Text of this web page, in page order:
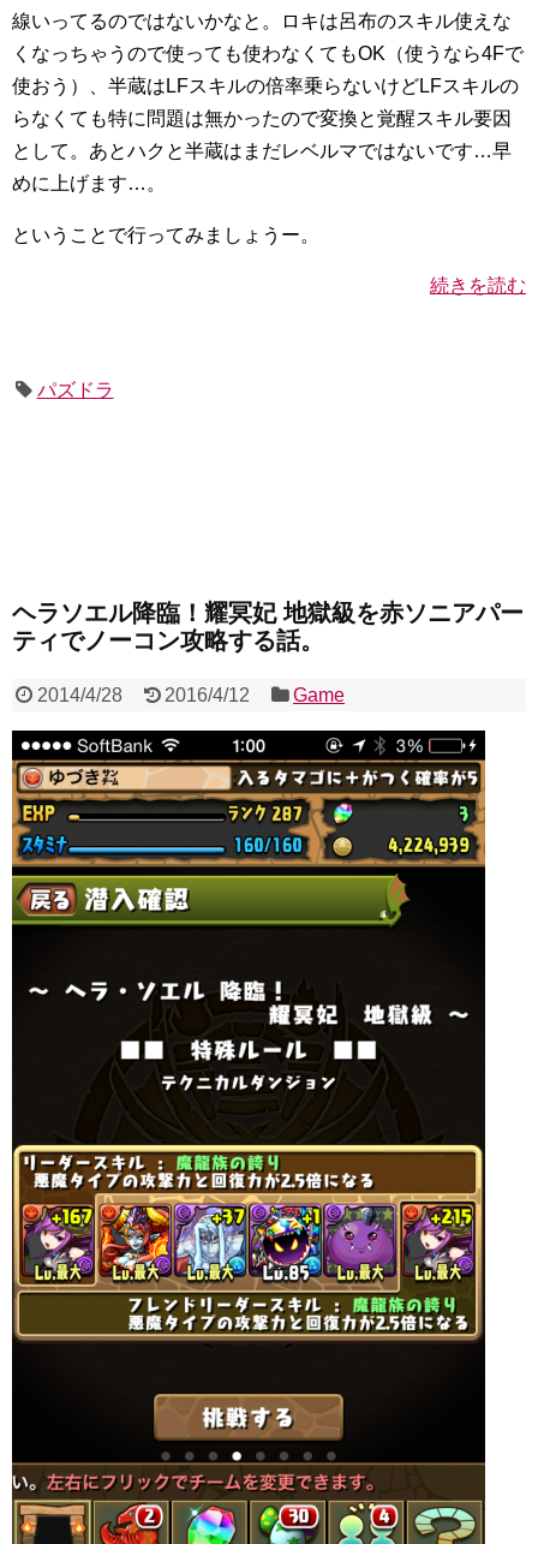
線いってるのではないかなと。ロキは呂布のスキル使えな
くなっちゃうので使っても使わなくてもOK（使うなら4Fで
使おう）、半蔵はLFスキルの倍率乗らないけどLFスキルの
らなくても特に問題は無かったので変換と覚醒スキル要因
として。あとハクと半蔵はまだレベルマではないです…早
めに上げます…。
ということで行ってみましょうー。
続きを読む
パズドラ
ヘラソエル降臨！耀冥妃 地獄級を赤ソニアパー
ティでノーコン攻略する話。
2014/4/28 2016/4/12 Game